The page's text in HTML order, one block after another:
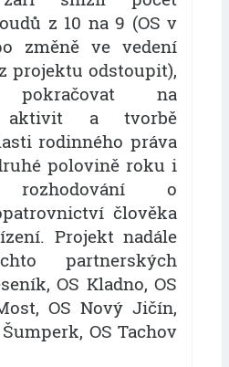
z 10 na 9 (OS v
změně ve vedení
projektu odstoupit),
na
aktivit a tvorbě
rodinného práva
polovině roku i
o
člověka
Projekt nadále
partnerských
OS Kladno, OS
OS Nový Jičín,
OS Tachov